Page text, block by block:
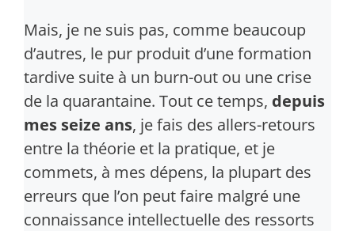
Mais, je ne suis pas, comme beaucoup
d’autres, le pur produit d’une formation
tardive suite à un burn-out ou une crise
de la quarantaine. Tout ce temps, depuis
mes seize ans, je fais des allers-retours
entre la théorie et la pratique, et je
commets, à mes dépens, la plupart des
erreurs que l’on peut faire malgré une
connaissance intellectuelle des ressorts